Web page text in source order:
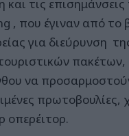
τις
, που έγιναν από
για διεύρυνση
πακέτων,
να
πρωτοβουλίες,
οπερέιτορ.